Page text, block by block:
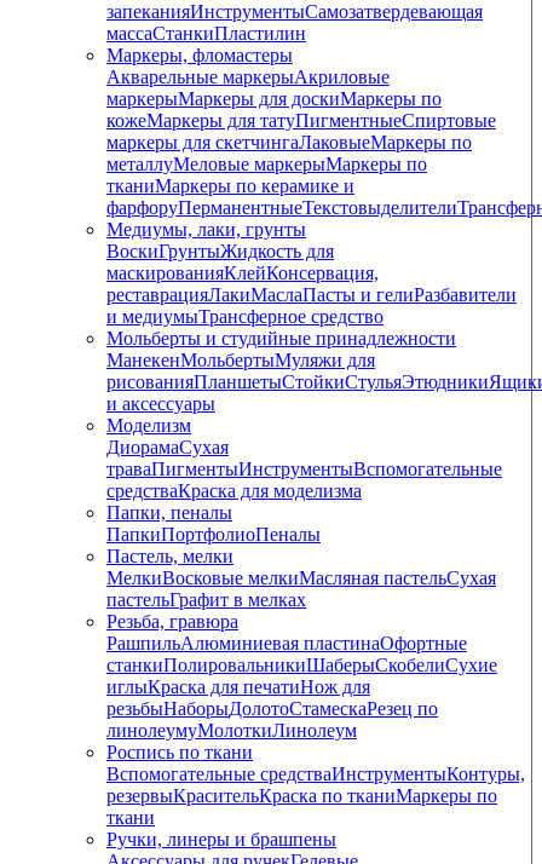
запеканияИнструментыСамозатвердевающая
массаСтанкиПластилин
Маркеры, фломастеры
Акварельные маркерыАкриловые
маркерыМаркеры для доскиМаркеры по
кожеМаркеры для татуПигментныеCпиртовые
маркеры для скетчингаЛаковыеМаркеры по
металлуМеловые маркерыМаркеры по
тканиМаркеры по керамике и
фарфоруПерманентныеТекстовыделители
Медиумы, лаки, грунты
ВоскиГрунтыЖидкость для
маскированияКлейКонсервация,
реставрацияЛакиМаслаПасты и гелиРазбавители
и медиумыТрансферное средство
Мольберты и студийные принадлежности
МанекенМольбертыМуляжи для
рисованияПланшетыСтойкиСтульяЭтюдники
и аксессуары
Моделизм
ДиорамаСухая
траваПигментыИнструментыВспомогательные
средстваКраска для моделизма
Папки, пеналы
ПапкиПортфолиоПеналы
Пастель, мелки
МелкиВосковые мелкиМасляная пастельСухая
пастельГрафит в мелках
Резьба, гравюра
РашпильАлюминиевая пластинаОфортные
станкиПолировальникиШаберыСкобелиСухие
иглыКраска для печатиНож для
резьбыНаборыДолотоСтамескаРезец по
линолеумуМолоткиЛинолеум
Роспись по ткани
Вспомогательные средстваИнструментыКонтуры,
резервыКрасительКраска по тканиМаркеры по
ткани
Ручки, линеры и брашпены